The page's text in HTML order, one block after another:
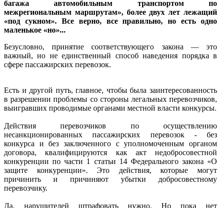
багажа автомобильным транспортом по
межрегиональным маршрутам», более двух лет лежащий
«под сукном». Все верно, все правильно, но есть одно
маленькое «но»...
Безусловно, принятие соответствующего закона — это
важный, но не единственный способ наведения порядка в
сфере пассажирских перевозок.
Есть и другой путь, главное, чтобы была заинтересованность
в разрешении проблемы со стороны легальных перевозчиков,
выигравших проводимые органами местной власти конкурсы.
Действия перевозчиков по осуществлению
несанкционированных пассажирских перевозок - без
конкурса и без заключенного с уполномоченным органом
договора, квалифицируются как акт недобросовестной
конкуренции по части 1 статьи 14 Федерального закона «О
защите конкуренции». Это действия, которые могут
причинить и причиняют убытки добросовестному
перевозчику.
Да, нарушителей штрафовать нужно. Но пока нет